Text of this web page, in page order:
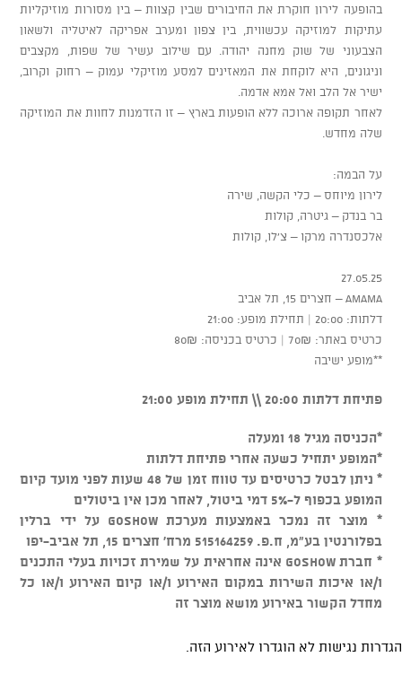
בהופעה לירון חוקרת את החיבורים שבין קצוות – בין מסורות מוזיקליות
עתיקות למוזיקה עכשווית, בין צפון ומערב אפריקה לאיטליה ולשאון
הצבעוני של שוק מחנה יהודה. עם שילוב עשיר של שפות, מקצבים
וניגונים, היא לוקחת את המאזינים למסע מוזיקלי עמוק – רחוק וקרוב,
ישיר אל הלב ואל אמא אדמה.
לאחר תקופה ארוכה ללא הופעות בארץ – זו הזדמנות לחוות את המוזיקה
שלה מחדש.
על הבמה:
לירון מיוחס – כלי הקשה, שירה
בר בנדק – גיטרה, קולות
אלכסנדרה מרקו – צ’לו, קולות
27.05.25
AMAMA – חצרים 15, תל אביב
דלתות: 20:00 | תחילת מופע: 21:00
כרטיס באתר: 70₪ | כרטיס בכניסה: 80₪
**מופע ישיבה
פתיחת דלתות 20:00 \\ תחילת מופע 21:00
*הכניסה מגיל 18 ומעלה
*המופע יתחיל כשעה אחרי פתיחת דלתות
* ניתן לבטל כרטיסים עד טווח זמן של 48 שעות לפני מועד קיום
המופע בכפוף ל-5% דמי ביטול, לאחר מכן אין ביטולים
* מוצר זה נמכר באמצעות מערכת GOSHOW על ידי ברלין
בפלורנטין בע"מ, ח.פ. 515164259 מרח' חצרים 15, תל אביב-יפו
* חברת GOSHOW אינה אחראית על שמירת זכויות בעלי התכנים
ו/או איכות השירות במקום האירוע ו/או קיום האירוע ו/או כל
מחדל הקשור באירוע מושא מוצר זה
הגדרות נגישות לא הוגדרו לאירוע הזה.